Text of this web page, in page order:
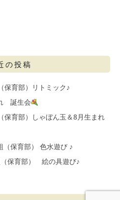
の投稿
保育部）リトミック♪
誕生会
保育部）しゃぼん玉＆8月生まれ
（保育部） 色水遊び ♪
保育部） 絵の具遊び♪